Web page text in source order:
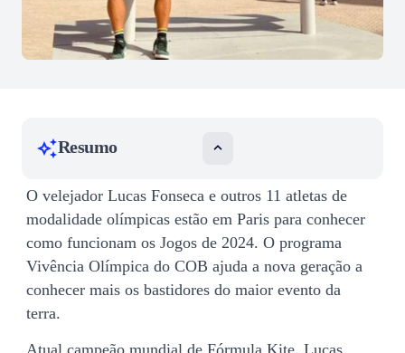
Resumo
O velejador Lucas Fonseca e outros 11 atletas de
modalidade olímpicas estão em Paris para conhecer
como funcionam os Jogos de 2024. O programa
Vivência Olímpica do COB ajuda a nova geração a
conhecer mais os bastidores do maior evento da
terra.